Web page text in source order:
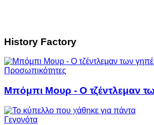
History Factory
Προσωπικότητες
Μπόμπι Μουρ - Ο τζέντλεμαν
Γεγονότα